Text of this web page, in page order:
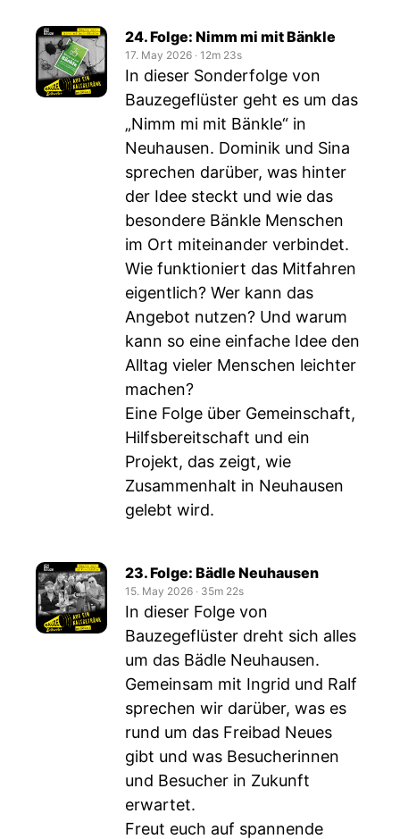
24. Folge: Nimm mi mit Bänkle
17. May 2026 ‧ 12m 23s
In dieser Sonderfolge von
Bauzegeflüster geht es um das
„Nimm mi mit Bänkle“ in
Neuhausen. Dominik und Sina
sprechen darüber, was hinter
der Idee steckt und wie das
besondere Bänkle Menschen
im Ort miteinander verbindet.
Wie funktioniert das Mitfahren
eigentlich? Wer kann das
Angebot nutzen? Und warum
kann so eine einfache Idee den
Alltag vieler Menschen leichter
machen?
Eine Folge über Gemeinschaft,
Hilfsbereitschaft und ein
Projekt, das zeigt, wie
Zusammenhalt in Neuhausen
gelebt wird.
23. Folge: Bädle Neuhausen
15. May 2026 ‧ 35m 22s
In dieser Folge von
Bauzegeflüster dreht sich alles
um das Bädle Neuhausen.
Gemeinsam mit Ingrid und Ralf
sprechen wir darüber, was es
rund um das Freibad Neues
gibt und was Besucherinnen
und Besucher in Zukunft
erwartet.
Freut euch auf spannende